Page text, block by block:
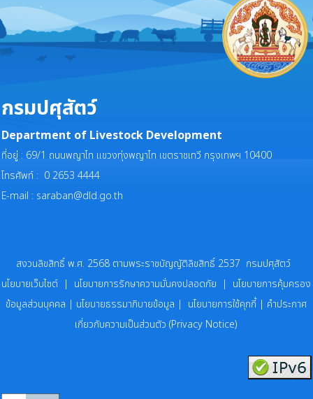
กรมปศุสัตว์
Department of Livestock Development
ที่อยู่ : 69/1 ถนนพญาไท แขวงทุ่งพญาไท เขตราชเทวี กรุงเทพฯ 10400
โทรศัพท์ : 0 2653 4444
E-mail : saraban@dld.go.th
สงวนลิขสิทธิ์ พ.ศ. 2568 ตามพระราชบัญญัติลิขสิทธิ์ 2537 กรมปศุสัตว์
นโยบายเว็บไซต์ | นโยบายการรักษาความมั่นคงปลอดภัย | นโยบายการคุ้มครอง
ข้อมูลส่วนบุคคล | นโยบายธรรมาภิบายข้อมูล | นโยบายการใช้คุกกี้ | คำประกาศ
เกี่ยวกับความเป็นส่วนตัว (Privacy Notice)